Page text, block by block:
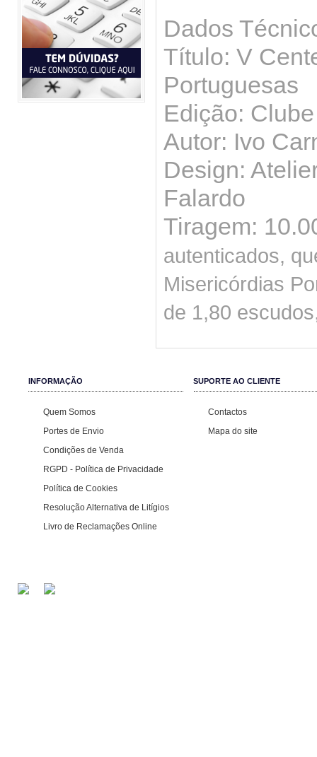
Dados
Título: V
Portuguesas
Edição:
Autor: Ivo
Design:
Falardo
Tiragem:
autenticados,
Misericórdias
de 1,80
INFORMAÇÃO
Quem Somos
Portes de Envio
Condições de Venda
RGPD - Política de Privacidade
Política de Cookies
Resolução Alternativa de Litígios
Livro de Reclamações Online
SUPORTE AO CLIENTE
Contactos
Mapa do site